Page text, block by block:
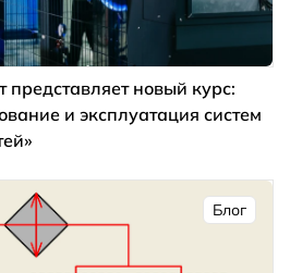
новый курс:
и эксплуатация систем
Блог